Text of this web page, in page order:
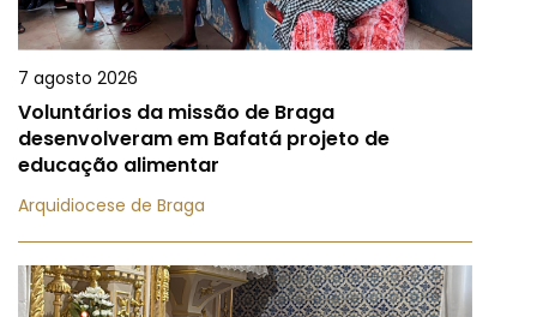
7 agosto 2026
Voluntários da missão de Braga
desenvolveram em Bafatá projeto de
educação alimentar
Arquidiocese de Braga